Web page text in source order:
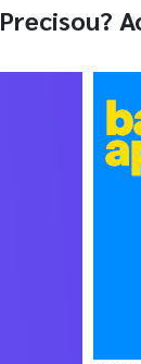
Precisou?